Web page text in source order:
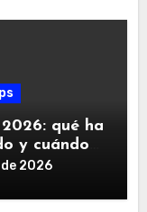
qué ha
y cuándo
2026